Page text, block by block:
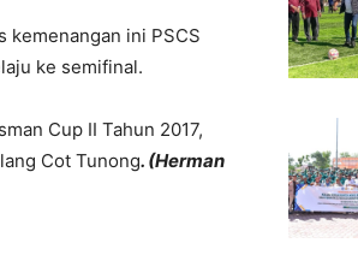
kemenangan ini PSCS
ke semifinal.
Cup II Tahun 2017,
Cot Tunong. (Herman